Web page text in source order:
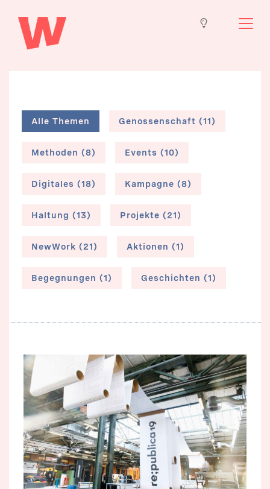
Alle Themen Genossenschaft (11)
Methoden (8) Events (10)
Digitales (18) Kampagne (8)
Haltung (13) Projekte (21)
NewWork (21) Aktionen (1)
Begegnungen (1) Geschichten (1)